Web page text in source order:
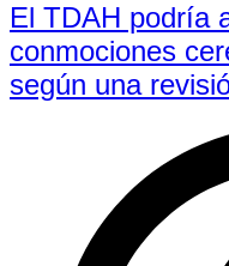
El TDAH podría
conmociones
según una